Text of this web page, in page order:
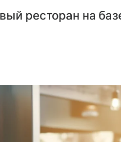
ресторан на